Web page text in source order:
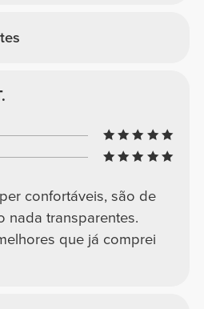
confortáveis, são de
nada transparentes.
que já comprei